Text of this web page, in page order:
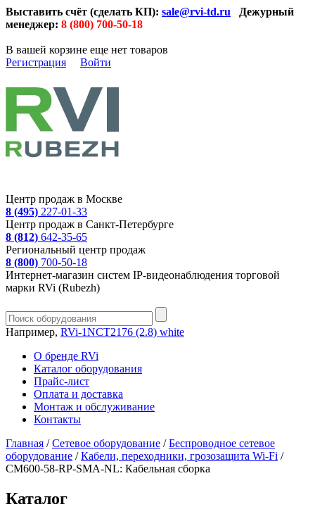
Выставить счёт (сделать КП): sale@rvi-td.ru
Дежурный
менеджер: 8 (800) 700-50-18
В вашей корзине еще нет товаров
Регистрация
Войти
Центр продаж в Москве
8 (495) 227-01-33
Центр продаж в Санкт-Петербурге
8 (812) 642-35-65
Региональный центр продаж
8 (800) 700-50-18
Интернет-магазин систем IP-видеонаблюдения торговой
марки RVi (Rubezh)
Например, RVi-1NCT2176 (2.8) white
О бренде RVi
Каталог оборудования
Прайс-лист
Оплата и доставка
Монтаж и обслуживание
Контакты
Главная /Сетевое оборудование /Беспроводное сетевое
оборудование /Кабели, переходники, грозозащита Wi-Fi /
CM600-58-RP-SMA-NL: Кабельная сборка
Каталог